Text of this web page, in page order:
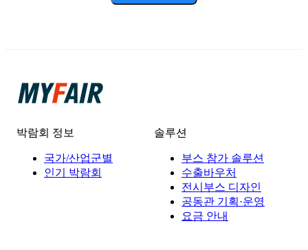
박람회 정보
국가/산업군별
인기 박람회
솔루션
부스 참가 솔루션
수출바우처
전시부스 디자인
공동관 기획·운영
요금 안내